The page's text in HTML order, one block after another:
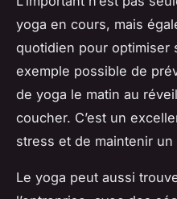
yoga en cours, mais
quotidien pour optimiser
exemple possible de
de yoga le matin au
coucher. C’est un
stress et de maintenir
Le yoga peut aussi